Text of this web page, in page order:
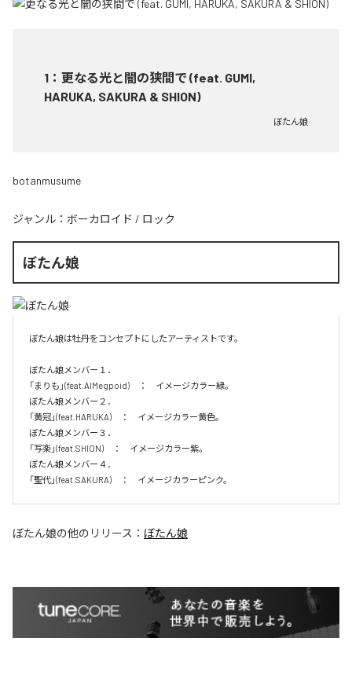
1 ： 更なる光と闇の狭間で (feat. GUMI,
HARUKA, SAKURA & SHION)
ぼたん娘
botanmusume
ジャンル： ボーカロイド / ロック
ぼたん娘
ぼたん娘は牡丹をコンセプトにしたアーティストです。
ぼたん娘メンバー１．
「まりも」(feat.AIMegpoid)　：　イメージカラー緑。
ぼたん娘メンバー２．
「黄冠」(feat.HARUKA)　：　イメージカラー黄色。
ぼたん娘メンバー３．
「写楽」(feat.SHION)　：　イメージカラー紫。
ぼたん娘メンバー４．
「聖代」(feat.SAKURA)　：　イメージカラーピンク。
ぼたん娘の他のリリース： ぼたん娘